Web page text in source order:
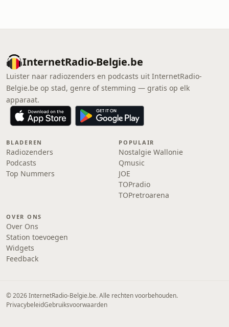
InternetRadio-Belgie.be
Luister naar radiozenders en podcasts uit InternetRadio-
Belgie.be op stad, genre of stemming — gratis op elk
apparaat.
BLADEREN
Radiozenders
Podcasts
Top Nummers
POPULAIR
Nostalgie Wallonie
Qmusic
JOE
TOPradio
TOPretroarena
OVER ONS
Over Ons
Station toevoegen
Widgets
Feedback
© 2026 InternetRadio-Belgie.be. Alle rechten voorbehouden.
PrivacybeleidGebruiksvoorwaarden